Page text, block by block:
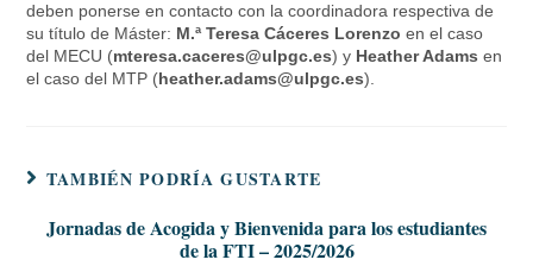
deben ponerse en contacto con la coordinadora respectiva de
su título de Máster: M.ª Teresa Cáceres Lorenzo en el caso
del MECU (mteresa.caceres@ulpgc.es) y Heather Adams en
el caso del MTP (heather.adams@ulpgc.es).
TAMBIÉN PODRÍA GUSTARTE
Jornadas de Acogida y Bienvenida para los estudiantes
de la FTI – 2025/2026